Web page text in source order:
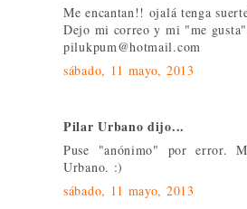
Me encantan!! ojalá tenga
Dejo mi correo y mi "me
pilukpum@hotmail.com
sábado, 11 mayo, 2013
Pilar Urbano dijo...
Puse "anónimo" por error.
Urbano. :)
sábado, 11 mayo, 2013